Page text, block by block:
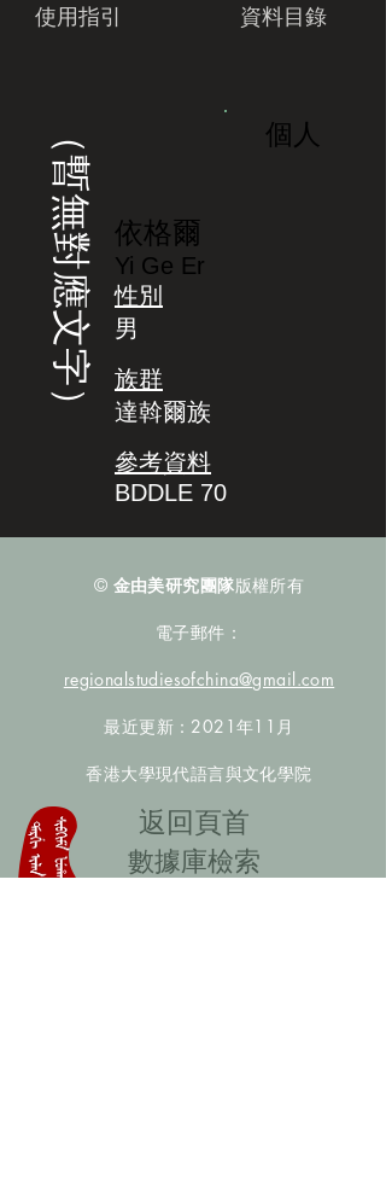
使用指引 資料目錄
（暫無對應文字） 個人
依格爾
Yi Ge Er
性別
男
族群
達斡爾族
參考資料
BDDLE 70
© 金由美研究團隊版權所有
電子郵件：
regionalstudiesofchina@gmail.com
最近更新：2021年11月
香港大學現代語言與文化學院
​返回頁首
數據庫檢索